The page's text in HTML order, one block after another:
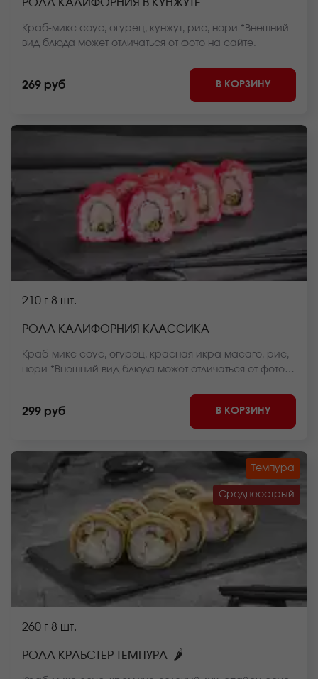
РОЛЛ КАЛИФОРНИЯ В КУНЖУТЕ
Краб-микс соус, огурец, кунжут, рис, нори *Внешний
вид блюда может отличаться от фото на сайте.
269 руб В КОРЗИНУ
210 г 8 шт.
РОЛЛ КАЛИФОРНИЯ КЛАССИКА
Краб-микс соус, огурец, красная икра масаго, рис,
нори *Внешний вид блюда может отличаться от фото
299 руб В КОРЗИНУ
Темпура
Среднеострый
260 г 8 шт.
РОЛЛ КРАБСТЕР ТЕМПУРА 🌶